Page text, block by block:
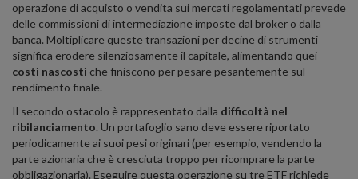
operazione di acquisto o vendita sui mercati regolamentati prevede
delle commissioni di intermediazione imposte dal broker o dalla
banca. Moltiplicare queste transazioni per decine di strumenti
significa erodere silenziosamente il capitale, alimentando quei
costi nascosti che finiscono per pesare pesantemente sul
rendimento finale.
Il secondo ostacolo è rappresentato dalla difficoltà nel
ribilanciamento. Un portafoglio sano deve essere riportato
periodicamente ai suoi pesi originari (per esempio, vendendo la
parte azionaria che è cresciuta troppo per ricomprare la parte
obbligazionaria). Eseguire questa operazione su tre ETF richiede